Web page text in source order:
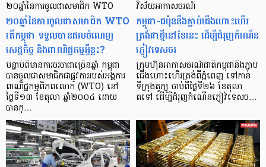
២០ឆ្នាំនៃការចូលជាសមាជិក WTO
២០ឆ្នាំនៃការចូលជាសមាជិក WTO
តើកម្ពុជា ទទួលបានផលចំណេញ
សេដ្ឋកិច្ច និងពាណិជ្ជកម្មអ្វីខ្លះ?
បន្ទាប់ពីមានការចរចាជាច្រើនឆ្នាំ កម្ពុជា
បានចូលជាសមាជិកជាផ្លូវការរបស់អង្គការ
ពាណិជ្ជកម្មពិភពលោក (WTO) នៅ
ថ្ងៃទី១៣ ខែតុលា ឆ្នាំ២០០៤ ដោយ
បានក្…
វិស័យអាកាសចរណ៍
កម្ពុជា-ជប៉ុននឹងភ្ជាប់ជើងហោះហើរ
ត្រង់ជាថ្មីនៅខែនេះ ដើម្បីជំរុញកំណើន
ភ្ញៀវទេសចរ
ក្រុមហ៊ុនអាកាសចរណ៍ជាតិកម្ពុជានឹងភ្ជាប់
ជើងហោះហើរត្រង់ពីភ្នំពេញ ទៅកាន់
ទីក្រុងតូក្យូ ចាប់ពីថ្ងៃទី២៦ ខែតុលា
តទៅ ដើម្បីជំរុញកំណើនភ្ញៀវ់ទេសច…